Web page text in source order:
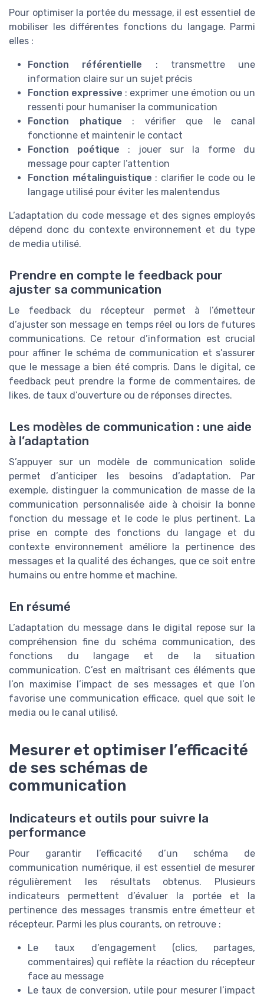
Pour optimiser la portée du message, il est essentiel de
mobiliser les différentes fonctions du langage. Parmi
elles :
Fonction référentielle : transmettre une
information claire sur un sujet précis
Fonction expressive : exprimer une émotion ou un
ressenti pour humaniser la communication
Fonction phatique : vérifier que le canal
fonctionne et maintenir le contact
Fonction poétique : jouer sur la forme du
message pour capter l’attention
Fonction métalinguistique : clarifier le code ou le
langage utilisé pour éviter les malentendus
L’adaptation du code message et des signes employés
dépend donc du contexte environnement et du type
de media utilisé.
Prendre en compte le feedback pour
ajuster sa communication
Le feedback du récepteur permet à l’émetteur
d’ajuster son message en temps réel ou lors de futures
communications. Ce retour d’information est crucial
pour affiner le schéma de communication et s’assurer
que le message a bien été compris. Dans le digital, ce
feedback peut prendre la forme de commentaires, de
likes, de taux d’ouverture ou de réponses directes.
Les modèles de communication : une aide
à l’adaptation
S’appuyer sur un modèle de communication solide
permet d’anticiper les besoins d’adaptation. Par
exemple, distinguer la communication de masse de la
communication personnalisée aide à choisir la bonne
fonction du message et le code le plus pertinent. La
prise en compte des fonctions du langage et du
contexte environnement améliore la pertinence des
messages et la qualité des échanges, que ce soit entre
humains ou entre homme et machine.
En résumé
L’adaptation du message dans le digital repose sur la
compréhension fine du schéma communication, des
fonctions du langage et de la situation
communication. C’est en maîtrisant ces éléments que
l’on maximise l’impact de ses messages et que l’on
favorise une communication efficace, quel que soit le
media ou le canal utilisé.
Mesurer et optimiser l’efficacité
de ses schémas de
communication
Indicateurs et outils pour suivre la
performance
Pour garantir l’efficacité d’un schéma de
communication numérique, il est essentiel de mesurer
régulièrement les résultats obtenus. Plusieurs
indicateurs permettent d’évaluer la portée et la
pertinence des messages transmis entre émetteur et
récepteur. Parmi les plus courants, on retrouve :
Le taux d’engagement (clics, partages,
commentaires) qui reflète la réaction du récepteur
face au message
Le taux de conversion, utile pour mesurer l’impact